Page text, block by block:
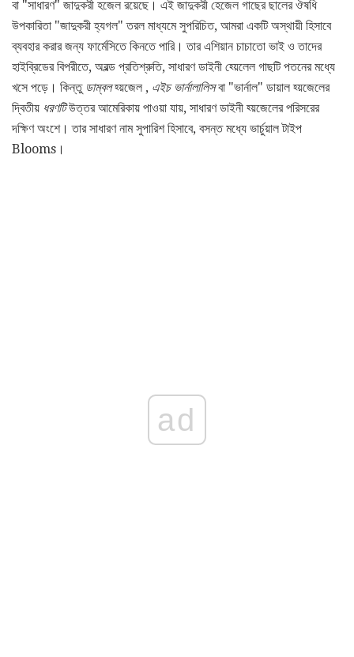
বা "সাধারণ" জাদুকরী হজেল রয়েছে। এই জাদুকরী হেজেল গাছের ছালের ঔষধি
উপকারিতা "জাদুকরী হ্যগল" তরল মাধ্যমে সুপরিচিত, আমরা একটি অস্থায়ী হিসাবে
ব্যবহার করার জন্য ফার্মেসিতে কিনতে পারি। তার এশিয়ান চাচাতো ভাই ও তাদের
হাইব্রিডের বিপরীতে, অরল্ড প্রতিশ্রুতি, সাধারণ ডাইনী হ্য়েলেল গাছটি পতনের মধ্যে
খসে পড়ে। কিন্তু ডাম্বলহ্য়জেল , এইচ ভার্নালালিসবা "ভার্নাল" ডায়াল হ্য়জেলের
দ্বিতীয় ধরণটিউত্তর আমেরিকায় পাওয়া যায়, সাধারণ ডাইনী হ্য়জেলের পরিসরের
দক্ষিণ অংশে। তার সাধারণ নাম সুপারিশ হিসাবে, বসন্ত মধ্যে ভার্চুয়াল টাইপ
Blooms।
ad